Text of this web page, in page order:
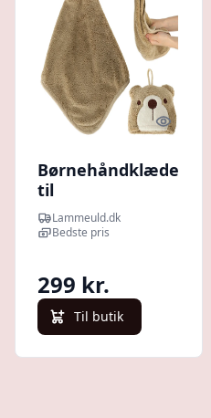
Quick
Børnehåndklæde
til
børnehaveklasse
42x25cm brun
Lammeuld.dk
Bedste pris
299 kr.
Til butik